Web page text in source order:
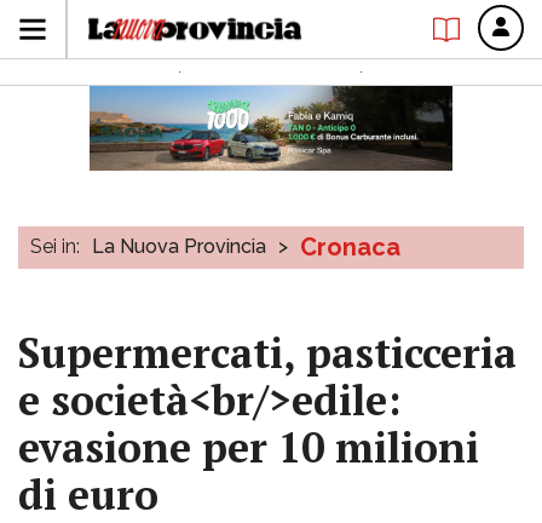
Sei in: La Nuova Provincia > Cronaca
Supermercati, pasticceria
e società<br/>edile:
evasione per 10 milioni
di euro